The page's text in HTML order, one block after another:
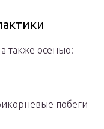
также осенью:
побеги